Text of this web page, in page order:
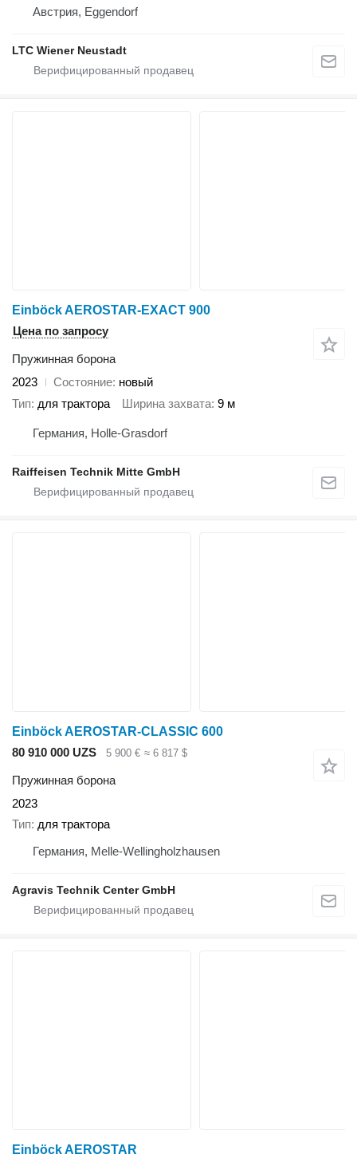
Австрия, Eggendorf
LTC Wiener Neustadt
Einböck AEROSTAR-EXACT 900
Цена по запросу
Пружинная борона
2023
Состояние новый
Тип для трактора Ширина захвата 9 м
Германия, Holle-Grasdorf
Raiffeisen Technik Mitte GmbH
Einböck AEROSTAR-CLASSIC 600
80 910 000 UZS
5 900 € ≈ 6 817 $
Пружинная борона
2023
Тип для трактора
Германия, Melle-Wellingholzhausen
Agravis Technik Center GmbH
Einböck AEROSTAR